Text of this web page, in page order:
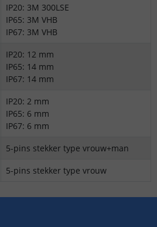
IP20: 3M 300LSE
IP65: 3M VHB
IP67: 3M VHB
IP20: 12 mm
IP65: 14 mm
IP67: 14 mm
IP20: 2 mm
IP65: 6 mm
IP67: 6 mm
5-pins stekker type vrouw+man
5-pins stekker type vrouw